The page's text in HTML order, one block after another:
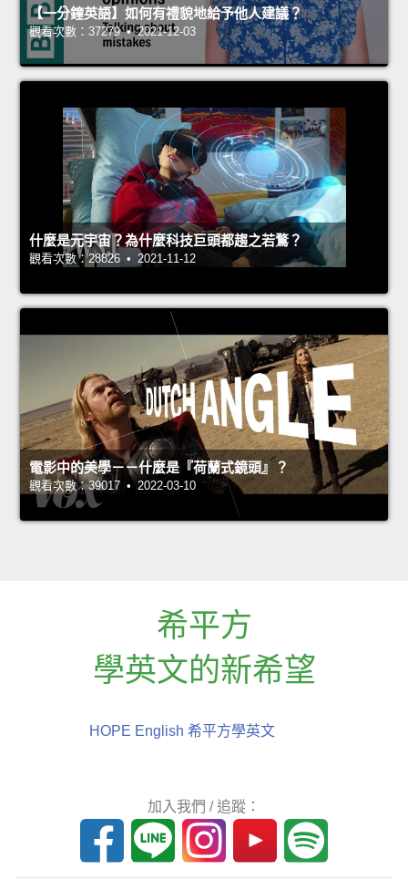
【一分鐘英語】如何有禮貌地給予他人建議？
觀看次數：37279 • 2021-12-03
什麼是元宇宙？為什麼科技巨頭都趨之若鶩？
觀看次數：28826 • 2021-11-12
電影中的美學－－什麼是『荷蘭式鏡頭』？
觀看次數：39017 • 2022-03-10
希平方
學英文的新希望
HOPE English 希平方學英文
加入我們 / 追蹤：